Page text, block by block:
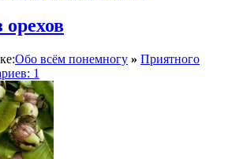
Обо всём понемногу » Приятного
1